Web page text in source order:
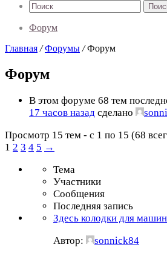
Форум
Главная / Форумы / Форум
Форум
В этом форуме 68 тем
17 часов назад сделано
Просмотр 15 тем - с 1 по 15 (68
1 2 3 4 5 →
Тема
Участники
Сообщения
Последняя запись
Здесь колодки для
Автор:
sonnick84